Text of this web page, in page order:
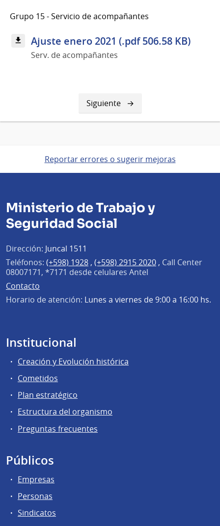
Grupo 15 - Servicio de acompañantes
Ajuste enero 2021 (.pdf 506.58 KB)
Serv. de acompañantes
Siguiente
página
Siguiente
Reportar errores o sugerir mejoras
Ministerio de Trabajo y
Seguridad Social
Dirección: Juncal 1511
Teléfonos: (+598) 1928 , (+598) 2915 2020 , Call Center
08007171, *7171 desde celulares Antel
Contacto
Horario de atención: Lunes a viernes de 9:00 a 16:00 hs.
Institucional
Creación y Evolución histórica
Cometidos
Plan estratégico
Estructura del organismo
Preguntas frecuentes
Públicos
Empresas
Personas
Sindicatos